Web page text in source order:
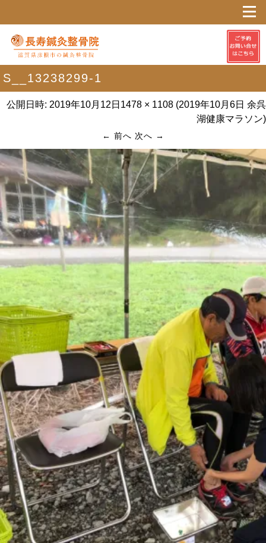
S__13238299-1
公開日時: 2019年10月12日 1478 × 1108 (2019年10月6日 余呉
湖健康マラソン)
← 前へ 次へ →